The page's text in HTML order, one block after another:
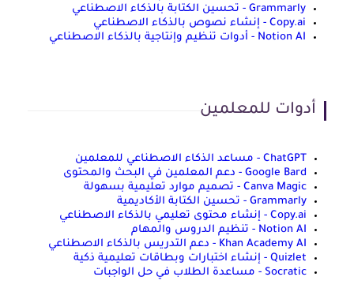
Grammarly - تحسين الكتابة بالذكاء الاصطناعي
Copy.ai - إنشاء نصوص بالذكاء الاصطناعي
Notion AI - أدوات تنظيم وإنتاجية بالذكاء الاصطناعي
أدوات للمعلمين
ChatGPT - مساعد الذكاء الاصطناعي للمعلمين
Google Bard - دعم المعلمين في البحث والمحتوى
Canva Magic - تصميم موارد تعليمية بسهولة
Grammarly - تحسين الكتابة الأكاديمية
Copy.ai - إنشاء محتوى تعليمي بالذكاء الاصطناعي
Notion AI - تنظيم الدروس والمهام
Khan Academy AI - دعم التدريس بالذكاء الاصطناعي
Quizlet - إنشاء اختبارات وبطاقات تعليمية ذكية
Socratic - مساعدة الطلاب في حل الواجبات